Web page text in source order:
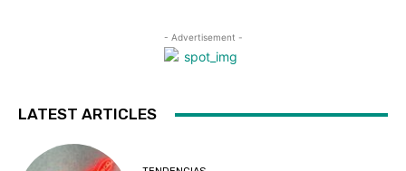
- Advertisement -
LATEST ARTICLES